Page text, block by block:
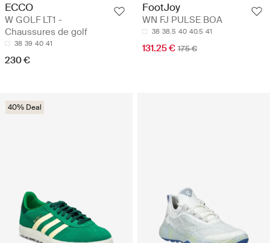
ECCO
W GOLF LT1 -
Chaussures de golf
38 39 40 41
230 €
FootJoy
WN FJ PULSE BOA
38 38.5 40 40.5 41
131.25 € 175 €
40% Deal